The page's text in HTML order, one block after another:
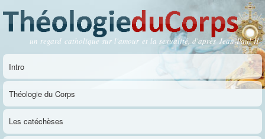
contenu
principal
Théologie du Corps
un regard catholique sur l'amour et la sexualité, d'après Jean-Paul II
Menu principal
Intro
Théologie du Corps
Les catéchèses